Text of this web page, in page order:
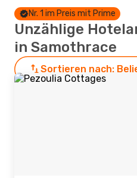
Nr. 1 im Preis mit Prime
Unzählige
in Samothrace
Sortieren nach: